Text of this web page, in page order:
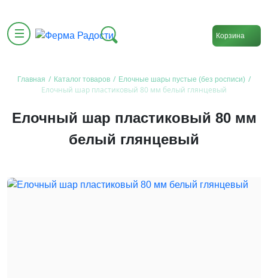
Корзина
Главная / Каталог товаров / Елочные шары пустые (без росписи) /
Елочный шар пластиковый 80 мм белый глянцевый
Елочный шар пластиковый 80 мм
белый глянцевый